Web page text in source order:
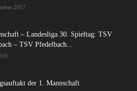
2017
– Landesliga 30. Spieltag: TSV
– TSV Pfedelbach...
der 1. Mannschaft